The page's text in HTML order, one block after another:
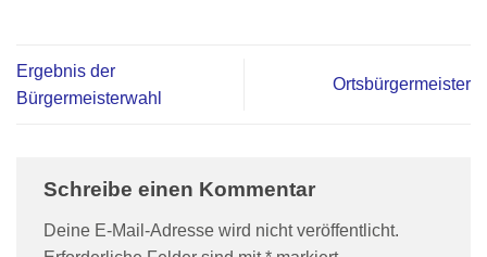
Ergebnis der
Bürgermeisterwahl
Ortsbürgermeister
Schreibe einen Kommentar
Deine E-Mail-Adresse wird nicht veröffentlicht.